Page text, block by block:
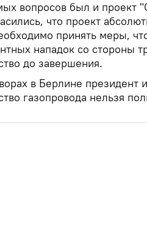
вопросов был и проект
что проект
принять меры,
нападок со стороны
до завершения.
в Берлине президент
газопровода нельзя